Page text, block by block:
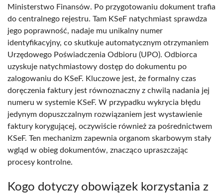
Ministerstwo Finansów. Po przygotowaniu dokument trafia
do centralnego rejestru. Tam KSeF natychmiast sprawdza
jego poprawność, nadaje mu unikalny numer
identyfikacyjny, co skutkuje automatycznym otrzymaniem
Urzędowego Poświadczenia Odbioru (UPO). Odbiorca
uzyskuje natychmiastowy dostęp do dokumentu po
zalogowaniu do KSeF. Kluczowe jest, że formalny czas
doręczenia faktury jest równoznaczny z chwilą nadania jej
numeru w systemie KSeF. W przypadku wykrycia błędu
jedynym dopuszczalnym rozwiązaniem jest wystawienie
faktury korygującej, oczywiście również za pośrednictwem
KSeF. Ten mechanizm zapewnia organom skarbowym stały
wgląd w obieg dokumentów, znacząco upraszczając
procesy kontrolne.
Kogo dotyczy obowiązek korzystania z